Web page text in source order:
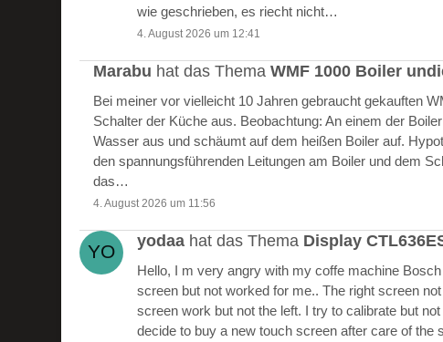
wie geschrieben, es riecht nicht…
4. August 2026 um 12:41
Marabu hat das ThemaWMF 1000 Boiler
Bei meiner vor vielleicht 10 Jahren gebraucht gekauften
Schalter der Küche aus. Beobachtung: An einem der
Wasser aus und schäumt auf dem heißen Boiler auf.
den spannungsführenden Leitungen am Boiler und dem
das…
4. August 2026 um 11:56
yodaa hat das Thema Display
Hello, I m very angry with my coffe machine
screen but not worked for me.. The right screen
screen work but not the left. I try to calibrate but
decide to buy a new touch screen after care of